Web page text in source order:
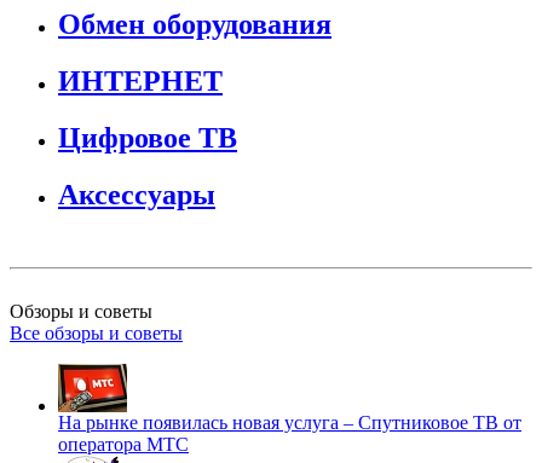
Обмен оборудования
ИНТЕРНЕТ
Цифровое ТВ
Аксессуары
Обзоры и советы
Все обзоры и советы
На рынке появилась новая услуга – Спутниковое ТВ от
оператора МТС